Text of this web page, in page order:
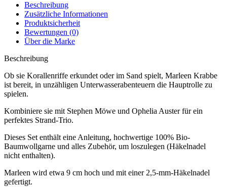
Beschreibung
Zusätzliche Informationen
Produktsicherheit
Bewertungen (0)
Über die Marke
Beschreibung
Ob sie Korallenriffe erkundet oder im Sand spielt, Marleen Krabbe
ist bereit, in unzähligen Unterwasserabenteuern die Hauptrolle zu
spielen.
Kombiniere sie mit Stephen Möwe und Ophelia Auster für ein
perfektes Strand-Trio.
Dieses Set enthält eine Anleitung, hochwertige 100% Bio-
Baumwollgarne und alles Zubehör, um loszulegen (Häkelnadel
nicht enthalten).
Marleen wird etwa 9 cm hoch und mit einer 2,5-mm-Häkelnadel
gefertigt.